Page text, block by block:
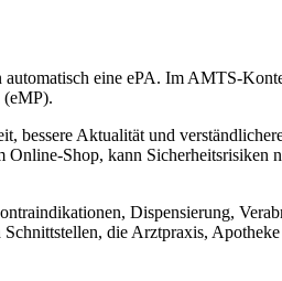
automatisch eine ePA. Im AMTS-
(eMP).
bessere Aktualität und
Online-Shop, kann Sicherheitsrisiken
Dispensierung,
die Arztpraxis,